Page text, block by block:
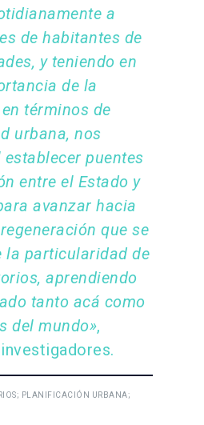
a
de habitantes de
y teniendo en
de la
términos de
urbana, nos
puentes
entre el Estado y
avanzar hacia
que se
la particularidad de
aprendiendo
tanto acá como
del mundo»,
PLANIFICACIÓN URBANA;